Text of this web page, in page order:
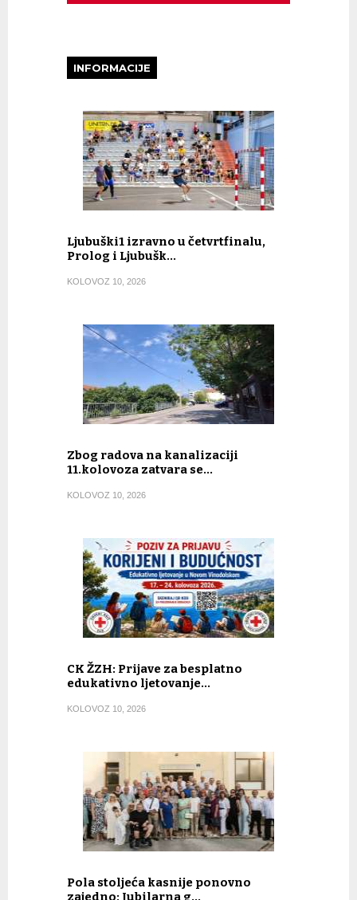
INFORMACIJE
Ljubuški1 izravno u četvrtfinalu,
Prolog i Ljubušk…
KOLOVOZ 10, 2026
Zbog radova na kanalizaciji
11.kolovoza zatvara se…
KOLOVOZ 10, 2026
CK ŽZH: Prijave za besplatno
edukativno ljetovanje…
KOLOVOZ 10, 2026
Pola stoljeća kasnije ponovno
zajedno: Jubilarna g…